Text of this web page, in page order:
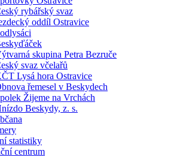
rybářský svaz
oddíl Ostravice
skupina Petra Bezruče
svaz včelařů
Lysá hora Ostravice
řemesel v Beskydech
Žijeme na Vrchách
Beskydy, z. s.
statistiky
centrum